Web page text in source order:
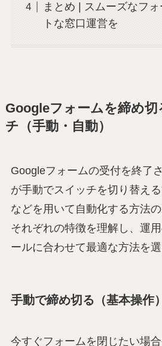
まとめ | スムーズなフ
トな窓口運営を
Googleフォームを締め
チ（手動・自動）
Googleフォームの受付を終了
が手動でスイッチを切り替え
などを用いて自動化する方法の
それぞれの特徴を理解し、運
ールに合わせて最適な方法を選
手動で締め切る（基本操作）
今すぐフォームを閉じたい場